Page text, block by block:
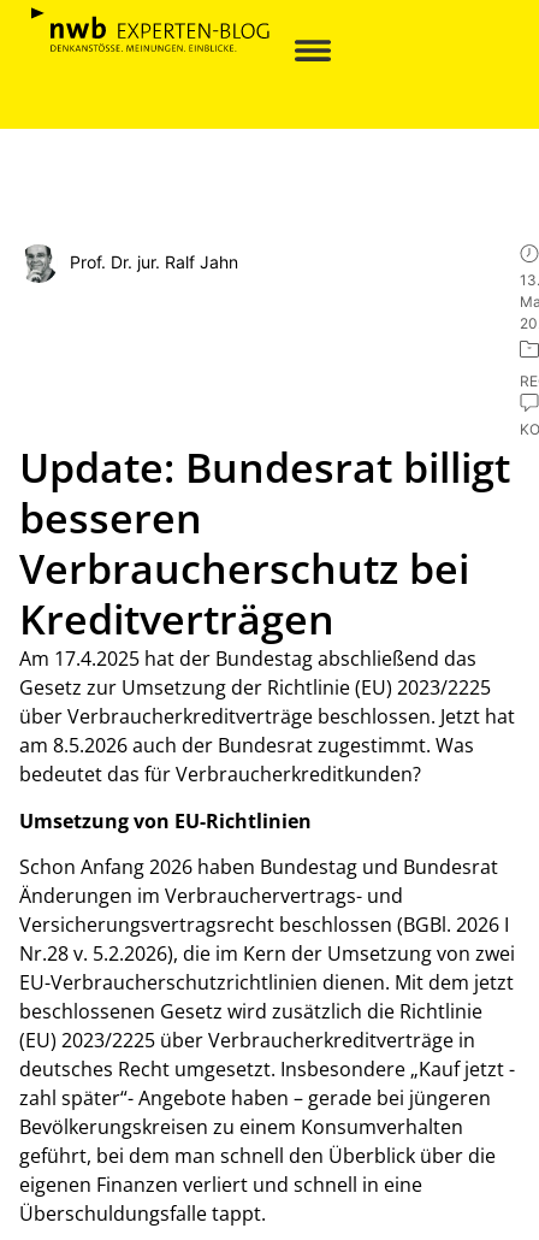
Prof. Dr. jur. Ralf Jahn
13.
Update: Bundesrat billigt
besseren
Verbraucherschutz bei
Kreditverträgen
Am 17.4.2025 hat der Bundestag abschließend das
Gesetz zur Umsetzung der Richtlinie (EU) 2023/2225
über Verbraucherkreditverträge beschlossen. Jetzt hat
am 8.5.2026 auch der Bundesrat zugestimmt. Was
bedeutet das für Verbraucherkreditkunden?
Umsetzung von EU-Richtlinien
Schon Anfang 2026 haben Bundestag und Bundesrat
Änderungen im Verbrauchervertrags- und
Versicherungsvertragsrecht beschlossen (BGBl. 2026 I
Nr.28 v. 5.2.2026), die im Kern der Umsetzung von zwei
EU-Verbraucherschutzrichtlinien dienen. Mit dem jetzt
beschlossenen Gesetz wird zusätzlich die Richtlinie
(EU) 2023/2225 über Verbraucherkreditverträge in
deutsches Recht umgesetzt. Insbesondere „Kauf jetzt -
zahl später“- Angebote haben – gerade bei jüngeren
Bevölkerungskreisen zu einem Konsumverhalten
geführt, bei dem man schnell den Überblick über die
eigenen Finanzen verliert und schnell in eine
Überschuldungsfalle tappt.